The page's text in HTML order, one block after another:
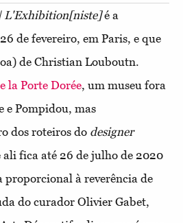
L'Exhibition[niste]é a
de fevereiro, em Paris, e que
de Christian Louboutn.
la Porte Dorée, um museu fora
e Pompidou, mas
dos roteiros do designer
ali fica até 26 de julho de 2020
proporcional à reverência de
do curador Olivier Gabet,